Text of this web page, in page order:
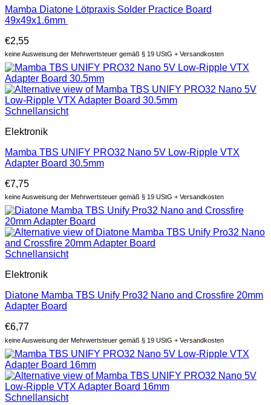
Mamba Diatone Lötpraxis Solder Practice Board
49x49x1.6mm
€2,55
keine Ausweisung der Mehrwertsteuer gemäß § 19 UStG + Versandkosten
Schnellansicht
Elektronik
Mamba TBS UNIFY PRO32 Nano 5V Low-Ripple VTX
Adapter Board 30.5mm
€7,75
keine Ausweisung der Mehrwertsteuer gemäß § 19 UStG + Versandkosten
Schnellansicht
Elektronik
Diatone Mamba TBS Unify Pro32 Nano and Crossfire 20mm
Adapter Board
€6,77
keine Ausweisung der Mehrwertsteuer gemäß § 19 UStG + Versandkosten
Schnellansicht